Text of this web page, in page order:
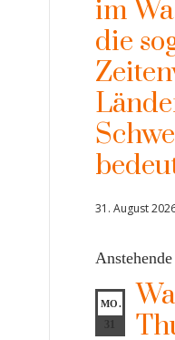
im
die
31. August
MO.